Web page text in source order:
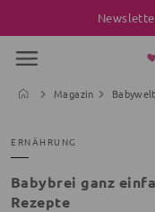
Magazin Babywelt
ERNÄHRUNG
Babybrei ganz
Rezepte